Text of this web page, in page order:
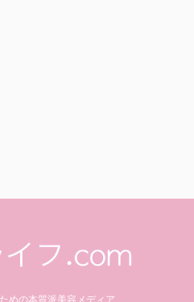
めの本質派美容メディア